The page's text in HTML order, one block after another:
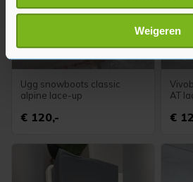
scannen op specifieke
Lees meer over hoe uw
verwerkt en stel uw voorkeuren in
U kunt uw toestemming op elk
Met cookies werkt onze website
onze cookiepagina kun je ons
gemaakte keuze altijd wijzigen of
Weigeren
Ugg snowboots classic
alpine lace-up
€ 120,-
AT
€